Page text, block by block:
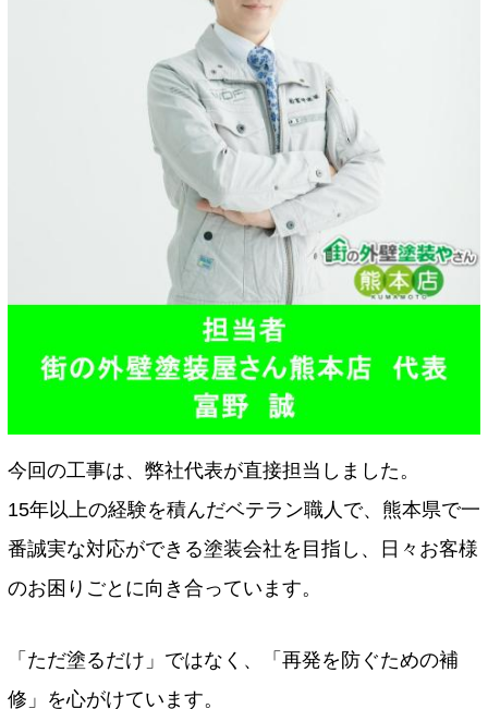
今回の工事は、弊社代表が直接担当しました。
15年以上の経験を積んだベテラン職人で、熊本県で一
番誠実な対応ができる塗装会社を目指し、日々お客様
のお困りごとに向き合っています。
「ただ塗るだけ」ではなく、「再発を防ぐための補
修」を心がけています。